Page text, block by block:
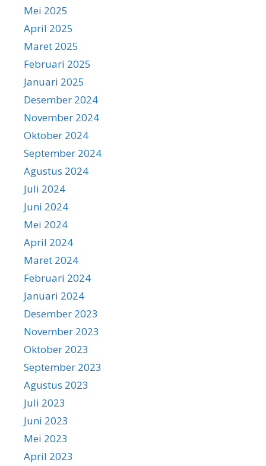
Mei 2025
April 2025
Maret 2025
Februari 2025
Januari 2025
Desember 2024
November 2024
Oktober 2024
September 2024
Agustus 2024
Juli 2024
Juni 2024
Mei 2024
April 2024
Maret 2024
Februari 2024
Januari 2024
Desember 2023
November 2023
Oktober 2023
September 2023
Agustus 2023
Juli 2023
Juni 2023
Mei 2023
April 2023